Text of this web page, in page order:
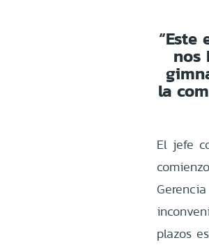
nos
la
El jefe
plazos